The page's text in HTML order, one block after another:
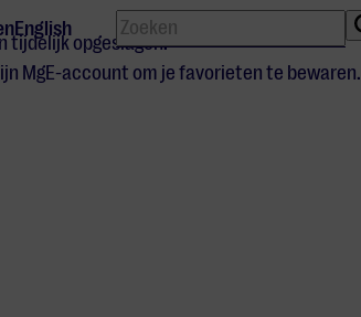
English Zoeken
tijdelijk opgeslagen.
MgE-account om je favorieten te bewaren.